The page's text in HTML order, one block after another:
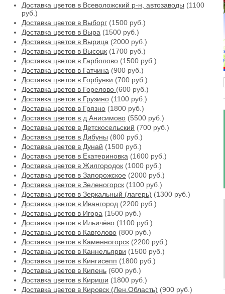
Доставка цветов в Всеволожский р-н, автозаводы (1100
руб.)
Доставка цветов в Выборг (1500 руб.)
Доставка цветов в Выра (1500 руб.)
Доставка цветов в Вырица (2000 руб.)
Доставка цветов в Высоцк (1700 руб.)
Доставка цветов в Гарболово (1500 руб.)
Доставка цветов в Гатчина (900 руб.)
Доставка цветов в Горбунки (700 руб.)
Доставка цветов в Горелово (600 руб.)
Доставка цветов в Грузино (1100 руб.)
Доставка цветов в Грязно (1800 руб.)
Доставка цветов в д Анисимово (5500 руб.)
Доставка цветов в Детскосельский (700 руб.)
Доставка цветов в Дибуны (800 руб.)
Доставка цветов в Дунай (1500 руб.)
Доставка цветов в Екатериновка (1600 руб.)
Доставка цветов в Жилгородок (1000 руб.)
Доставка цветов в Запорожское (2000 руб.)
Доставка цветов в Зеленогорск (1100 руб.)
Доставка цветов в Зеркальный (лагерь) (1300 руб.)
Доставка цветов в Ивангород (2200 руб.)
Доставка цветов в Игора (1500 руб.)
Доставка цветов в Ильичёво (1100 руб.)
Доставка цветов в Кавголово (800 руб.)
Доставка цветов в Каменногорск (2200 руб.)
Доставка цветов в Каннельярви (1500 руб.)
Доставка цветов в Кингисепп (1800 руб.)
Доставка цветов в Кипень (600 руб.)
Доставка цветов в Кириши (1800 руб.)
Доставка цветов в Кировск (Лен.Область) (900 руб.)